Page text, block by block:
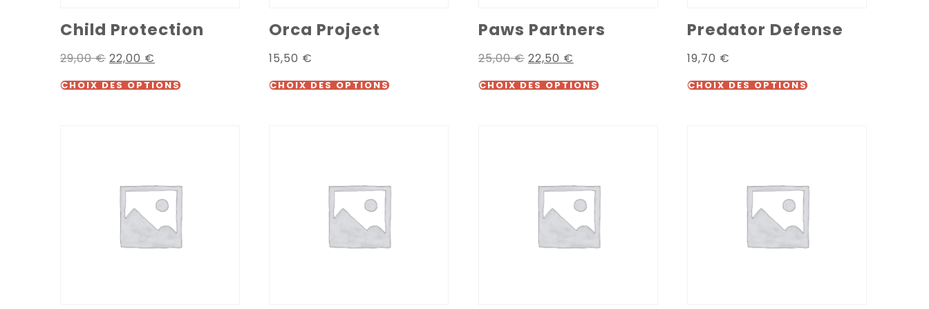
Child Protection
29,00€ 22,00 €
CHOIX DES OPTIONS
Orca Project
15,50 €
CHOIX DES OPTIONS
Paws Partners
25,00€ 22,50 €
CHOIX DES OPTIONS
Predator Defense
19,70 €
CHOIX DES OPTIONS